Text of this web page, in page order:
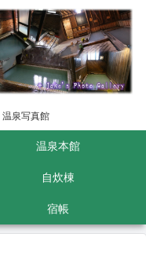
温泉写真館
温泉本館
自炊棟
宿帳